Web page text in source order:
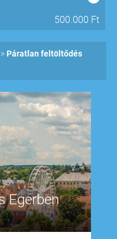
500.000 Ft
Páratlan feltöltődés
Egerben